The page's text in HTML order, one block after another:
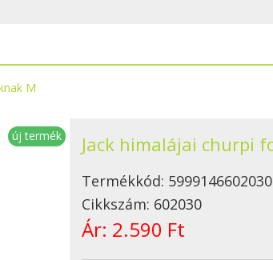
M
új termék Jack himalájai churpi
Termékkód: 5999146602030
Cikkszám: 602030
Ár: 2.590 Ft